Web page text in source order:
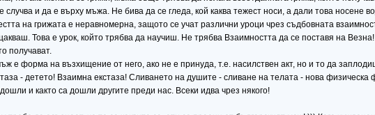
случва и да е върху мъжа. Не бива да се гледа, кой каква тежест носи, а дали това
на грижата е неравномерна, защото се учат различни уроци чрез съдбовната
Това е урок, който трябва да научиш. Не трябва Взаимността да се поставя на
получават.
е форма на възхищение от него, ако не е принуда, т.е. насилствен акт, но и то да
- детето! Взаимна екстаза! Сливането на душите - сливане на телата - нова
и както са дошли другите преди нас. Всеки идва чрез някого!